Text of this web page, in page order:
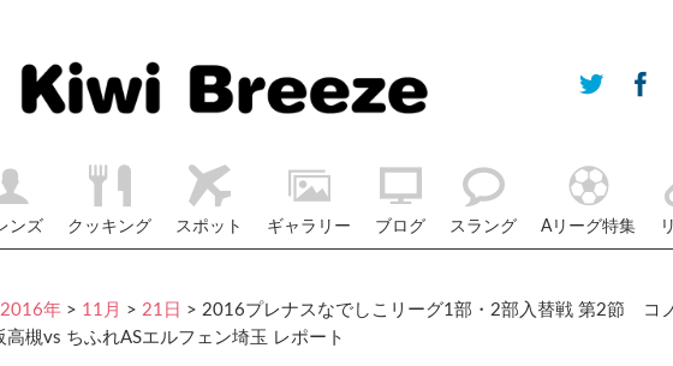
ンズ クッキング スポット ギャラリー ブログ スラング Aリーグ特集
2016年 > 11月 > 21日 > 2016プレナスなでしこリーグ1部・2部入替戦 第2節 コ
槻vs ちふれASエルフェン埼玉 レポート